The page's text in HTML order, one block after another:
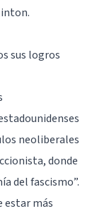
sus logros
neoliberales
donde
del fascismo”.
estar más